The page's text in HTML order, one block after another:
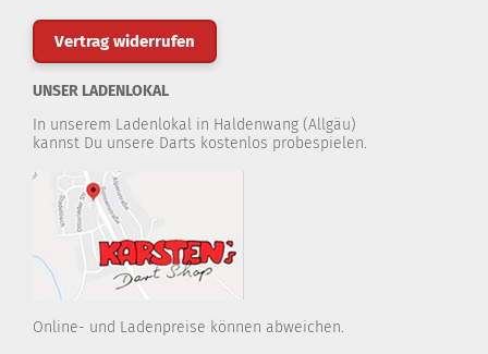
Vertrag widerrufen
UNSER LADENLOKAL
In unserem Ladenlokal in Haldenwang (Allgäu)
kannst Du unsere Darts kostenlos probespielen.
Online- und Ladenpreise können abweichen.